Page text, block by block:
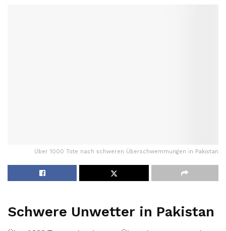
Über 1000 Tote nach schweren Überschwemmungen in Pakistan
Schwere Unwetter in Pakistan